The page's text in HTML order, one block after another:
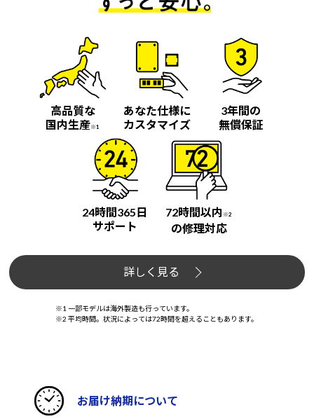
高品質な
国内生産※1
あなた仕様に
カスタマイズ
3年間の
無償保証
24時間365日
サポート
72時間以内 ※2
の修理対応
詳しく見る
※1 一部モデルは海外製造も行っています。
※2 平均時間。状況によっては72時間を超えることもあります。
お届け納期について